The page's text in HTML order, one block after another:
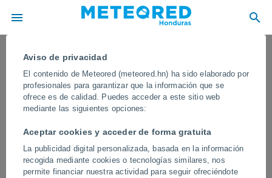
Aviso de privacidad
El contenido de Meteored (meteored.hn) ha sido elaborado por
profesionales para garantizar que la información que se
ofrece es de calidad. Puedes acceder a este sitio web
mediante las siguientes opciones:
Aceptar cookies y acceder de forma gratuita
La publicidad digital personalizada, basada en la información
recogida mediante cookies o tecnologías similares, nos
permite financiar nuestra actividad para seguir ofreciéndote